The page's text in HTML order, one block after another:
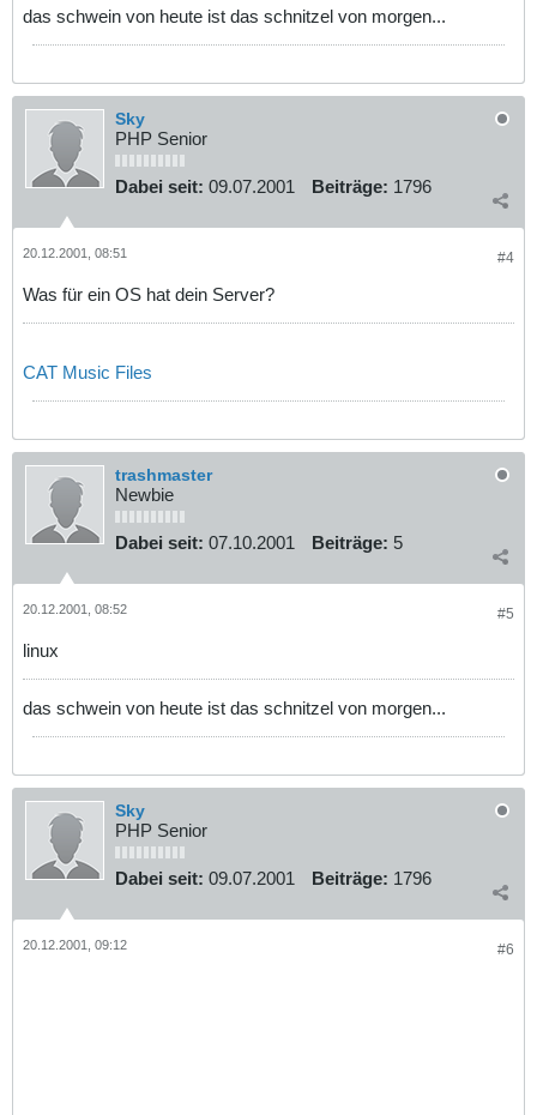
das schwein von heute ist das schnitzel von morgen...
Sky
PHP Senior
Dabei seit: 09.07.2001 Beiträge: 1796
#4
20.12.2001, 08:51
Was für ein OS hat dein Server?
CAT Music Files
trashmaster
Newbie
Dabei seit: 07.10.2001 Beiträge: 5
#5
20.12.2001, 08:52
linux
das schwein von heute ist das schnitzel von morgen...
Sky
PHP Senior
Dabei seit: 09.07.2001 Beiträge: 1796
#6
20.12.2001, 09:12